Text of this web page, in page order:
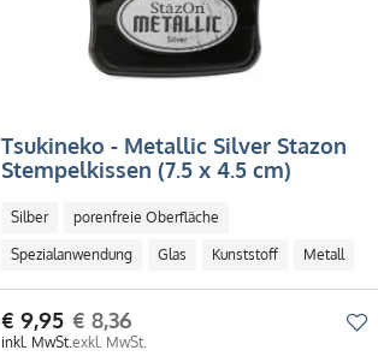
Tsukineko - Metallic Silver Stazon
Stempelkissen (7.5 x 4.5 cm)
Silber porenfreie Oberfläche
Spezialanwendung Glas Kunststoff Metall
€ 9,95
inkl. MwSt.
€ 8,36
exkl. MwSt.